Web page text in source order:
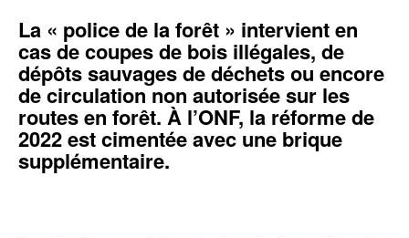
La « police de la forêt » intervient en
cas de coupes de bois illégales, de
dépôts sauvages de déchets ou encore
de circulation non autorisée sur les
routes en forêt. À l’ONF, la réforme de
2022 est cimentée avec une brique
supplémentaire.